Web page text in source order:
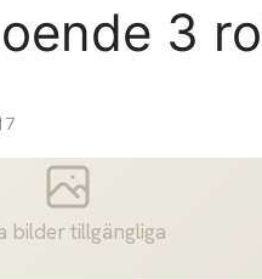
3
bilder tillgängliga